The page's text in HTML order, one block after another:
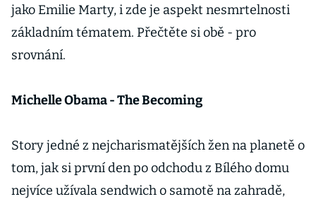
jako Emilie Marty, i zde je aspekt nesmrtelnosti
základním tématem. Přečtěte si obě - pro
srovnání.
Michelle Obama - The Becoming
Story jedné z nejcharismatějších žen na planetě o
tom, jak si první den po odchodu z Bílého domu
nejvíce užívala sendwich o samotě na zahradě,